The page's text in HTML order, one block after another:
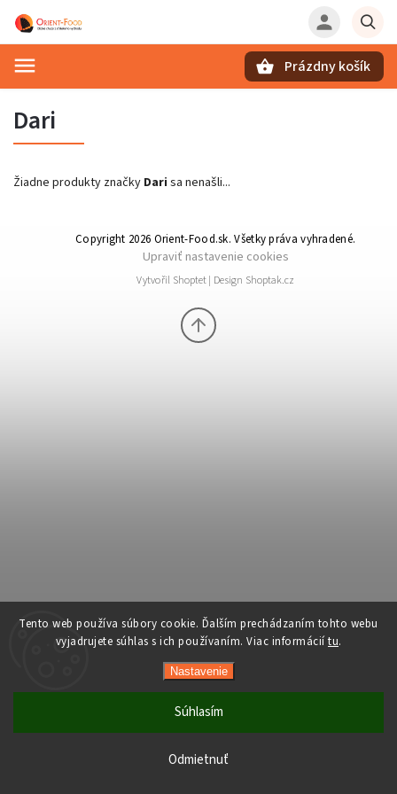
Tento web používa súbory cookie. Ďalším prechádzaním tohto webu
vyjadrujete súhlas s ich používaním. Viac informácií tu.
Nastavenie
Odmietnuť
Súhlasím
Počas horúcich dní neodporúčame doručenie do ParcelBoxov.
Produkty citlivé na vysoké teploty nemusia byť pri prevzatí v
Prázdny košík
Dari
Žiadne produkty značky Dari sa nenašli...
Copyright 2026 Orient-Food.sk. Všetky práva vyhradené.
Upraviť nastavenie cookies
Vytvořil Shoptet| Design Shoptak.cz